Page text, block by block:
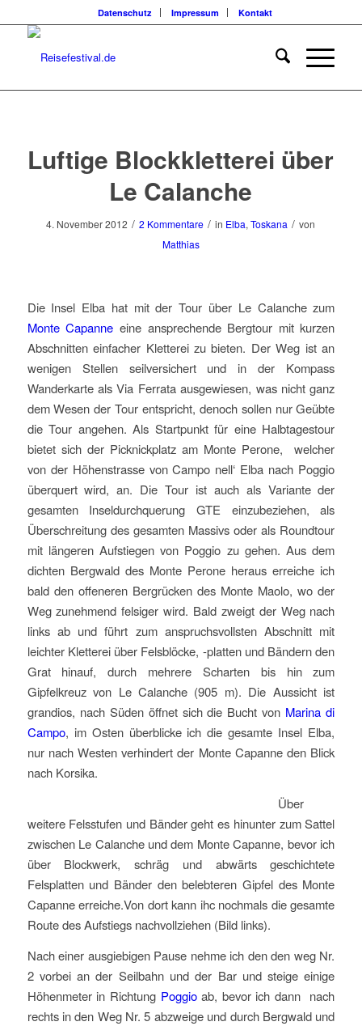
Datenschutz Impressum Kontakt
Luftige Blockkletterei über
Le Calanche
4. November 2012 / 2 Kommentare / in Elba,Toskana / von
Matthias
Die Insel Elba hat mit der Tour über Le Calanche zum
Monte Capanne eine ansprechende Bergtour mit kurzen
Abschnitten einfacher Kletterei zu bieten. Der Weg ist an
wenigen Stellen seilversichert und in der Kompass
Wanderkarte als Via Ferrata ausgewiesen, was nicht ganz
dem Wesen der Tour entspricht, denoch sollen nur Geübte
die Tour angehen. Als Startpunkt für eine Halbtagestour
bietet sich der Picknickplatz am Monte Perone, welcher
von der Höhenstrasse von Campo nell‘ Elba nach Poggio
überquert wird, an. Die Tour ist auch als Variante der
gesamten Inseldurchquerung GTE einzubeziehen, als
Überschreitung des gesamten Massivs oder als Roundtour
mit längeren Aufstiegen von Poggio zu gehen.Aus dem
dichten Bergwald des Monte Perone heraus erreiche ich
bald den offeneren Bergrücken des Monte Maolo, wo der
Weg zunehmend felsiger wird. Bald zweigt der Weg nach
links ab und führt zum anspruchsvollsten Abschnitt mit
leichter Kletterei über Felsblöcke, -platten und Bändern den
Grat hinauf, durch mehrere Scharten bis hin zum
Gipfelkreuz von Le Calanche (905 m). Die Aussicht ist
grandios, nach Süden öffnet sich die Bucht von Marina di
Campo, im Osten überblicke ich die gesamte Insel Elba,
nur nach Westen verhindert der Monte Capanne den Blick
nach Korsika.
Über
weitere Felsstufen und Bänder geht es hinunter zum Sattel
zwischen Le Calanche und dem Monte Capanne, bevor ich
über Blockwerk, schräg und abwärts geschichtete
Felsplatten und Bänder den belebteren Gipfel des Monte
Capanne erreiche.Von dort kann ihc nochmals die gesamte
Route des Aufstiegs nachvollziehen (Bild links).
Nach einer ausgiebigen Pause nehme ich den den weg Nr.
2 vorbei an der Seilbahn und der Bar und steige einige
Höhenmeter in Richtung Poggioab, bevor ich dann nach
rechts in den Weg Nr. 5 abzweige und durch Bergwald und